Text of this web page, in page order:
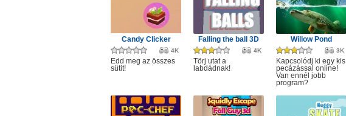
Candy Clicker
4K
Edd meg az összes
sütit!
Falling the ball 3D
4K
Törj utat a
labdádnak!
Willow Pond
3K
Kapcsolódj ki egy kis
pecázással online!
Van ennél jobb
program?